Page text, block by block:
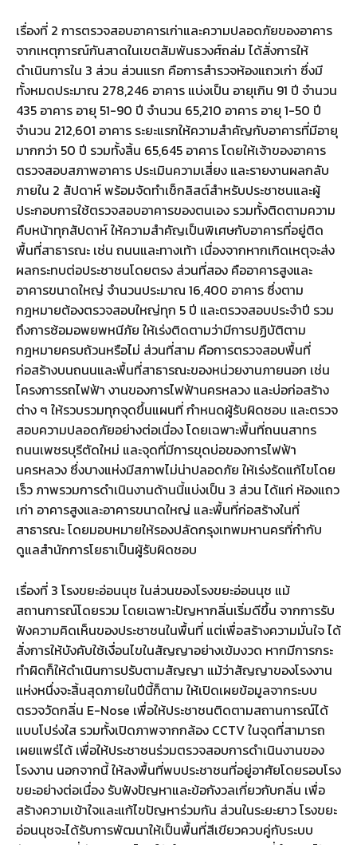
เรื่องที่ 2 การตรวจสอบอาคารเก่าและความปลอดภัยของอาคาร
จากเหตุการณ์กันสาดในเขตสัมพันธวงศ์ถล่ม ได้สั่งการให้
ดำเนินการใน 3 ส่วน ส่วนแรก คือการสำรวจห้องแถวเก่า ซึ่งมี
ทั้งหมดประมาณ 278,246 อาคาร แบ่งเป็น อายุเกิน 91 ปี จำนวน
435 อาคาร อายุ 51-90 ปี จำนวน 65,210 อาคาร อายุ 1-50 ปี
จำนวน 212,601 อาคาร ระยะแรกให้ความสำคัญกับอาคารที่มีอายุ
มากกว่า 50 ปี รวมทั้งสิ้น 65,645 อาคาร โดยให้เจ้าของอาคาร
ตรวจสอบสภาพอาคาร ประเมินความเสี่ยง และรายงานผลกลับ
ภายใน 2 สัปดาห์ พร้อมจัดทำเช็กลิสต์สำหรับประชาชนและผู้
ประกอบการใช้ตรวจสอบอาคารของตนเอง รวมทั้งติดตามความ
คืบหน้าทุกสัปดาห์ ให้ความสำคัญเป็นพิเศษกับอาคารที่อยู่ติด
พื้นที่สาธารณะ เช่น ถนนและทางเท้า เนื่องจากหากเกิดเหตุจะส่ง
ผลกระทบต่อประชาชนโดยตรง ส่วนที่สอง คืออาคารสูงและ
อาคารขนาดใหญ่ จำนวนประมาณ 16,400 อาคาร ซึ่งตาม
กฎหมายต้องตรวจสอบใหญ่ทุก 5 ปี และตรวจสอบประจำปี รวม
ถึงการซ้อมอพยพหนีภัย ให้เร่งติดตามว่ามีการปฏิบัติตาม
กฎหมายครบถ้วนหรือไม่ ส่วนที่สาม คือการตรวจสอบพื้นที่
ก่อสร้างบนถนนและพื้นที่สาธารณะของหน่วยงานภายนอก เช่น
โครงการรถไฟฟ้า งานของการไฟฟ้านครหลวง และบ่อก่อสร้าง
ต่าง ๆ ให้รวบรวมทุกจุดขึ้นแผนที่ กำหนดผู้รับผิดชอบ และตรวจ
สอบความปลอดภัยอย่างต่อเนื่อง โดยเฉพาะพื้นที่ถนนสาทร
ถนนเพชรบุรีตัดใหม่ และจุดที่มีการขุดบ่อของการไฟฟ้า
นครหลวง ซึ่งบางแห่งมีสภาพไม่น่าปลอดภัย ให้เร่งรัดแก้ไขโดย
เร็ว ภาพรวมการดำเนินงานด้านนี้แบ่งเป็น 3 ส่วน ได้แก่ ห้องแถว
เก่า อาคารสูงและอาคารขนาดใหญ่ และพื้นที่ก่อสร้างในที่
สาธารณะ โดยมอบหมายให้รองปลัดกรุงเทพมหานครที่กำกับ
ดูแลสำนักการโยธาเป็นผู้รับผิดชอบ
เรื่องที่ 3 โรงขยะอ่อนนุช ในส่วนของโรงขยะอ่อนนุช แม้
สถานการณ์โดยรวม โดยเฉพาะปัญหากลิ่นเริ่มดีขึ้น จากการรับ
ฟังความคิดเห็นของประชาชนในพื้นที่ แต่เพื่อสร้างความมั่นใจ ได้
สั่งการให้บังคับใช้เงื่อนไขในสัญญาอย่างเข้มงวด หากมีการกระ
ทำผิดก็ให้ดำเนินการปรับตามสัญญา แม้ว่าสัญญาของโรงงาน
แห่งหนึ่งจะสิ้นสุดภายในปีนี้ก็ตาม ให้เปิดเผยข้อมูลจากระบบ
ตรวจวัดกลิ่น E-Nose เพื่อให้ประชาชนติดตามสถานการณ์ได้
แบบโปร่งใส รวมทั้งเปิดภาพจากกล้อง CCTV ในจุดที่สามารถ
เผยแพร่ได้ เพื่อให้ประชาชนร่วมตรวจสอบการดำเนินงานของ
โรงงาน นอกจากนี้ ให้ลงพื้นที่พบประชาชนที่อยู่อาศัยโดยรอบโรง
ขยะอย่างต่อเนื่อง รับฟังปัญหาและข้อกังวลเกี่ยวกับกลิ่น เพื่อ
สร้างความเข้าใจและแก้ไขปัญหาร่วมกัน ส่วนในระยะยาว โรงขยะ
อ่อนนุชจะได้รับการพัฒนาให้เป็นพื้นที่สีเขียวควบคู่กับระบบ